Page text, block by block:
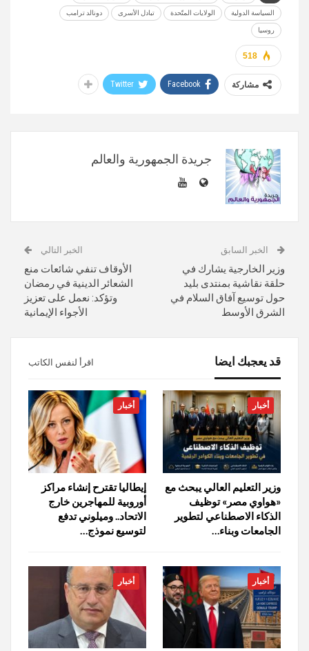
السياسة الدولية الولايات المتّحدة تبادل الأسرى دونالد ترامب
روسيا
518
مشاركة Facebook
Twitter
جريدة الجمهورية والعالم
الخبر السابق
وزير الخارجية يشارك في
حلقة نقاشية بمنتدى بليد
حول توسيع آفاق السلام في
الشرق الأوسط
الخبر التالي
الأوقاف تنفي شائعات منع
الشعائر الدينية في رمضان
وتؤكد: نعمل على تعزيز
الأجواء الإيمانية
قد يعجبك ايضا اقرأ لنفس الكاتب
أخبار
وزير التعليم العالي يبحث مع
«هواوي مصر» توظيف
الذكاء الاصطناعي لتطوير
الجامعات وبناء…
أخبار
إيطاليا تقترح إنشاء مراكز
أوروبية للمهاجرين خارج
الاتحاد.. وميلوني تدفع
لتوسيع نموذج…
أخبار أخبار